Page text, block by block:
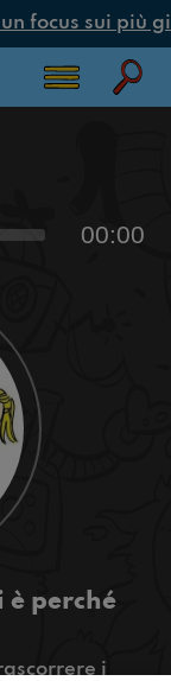
focus sui più
00:00
è perché
i